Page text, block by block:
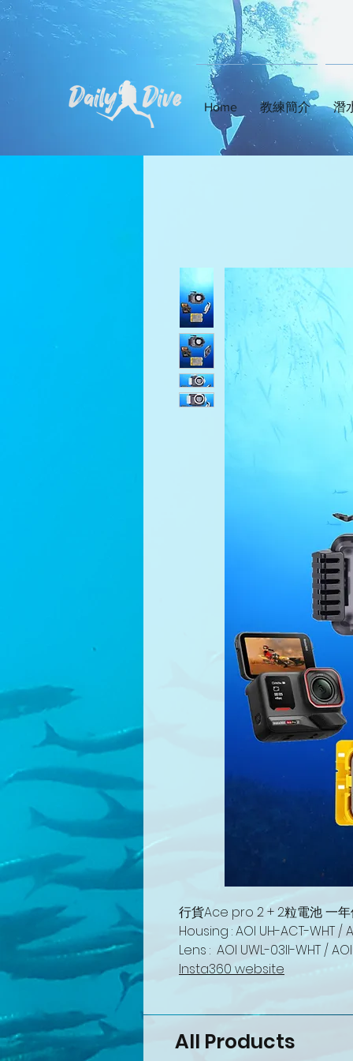
Home 教練簡介 潛
行貨Ace pro 2 + 2粒電池 一
Housing : AOI UH-ACT-WHT /
Lens : AOI UWL-03II-WHT /
Insta360 website
All Products